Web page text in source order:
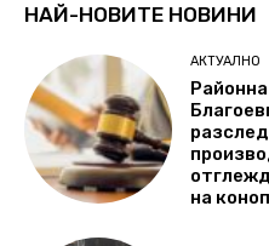
НАЙ-НОВИТЕ НОВИНИ
АКТУАЛНО
на